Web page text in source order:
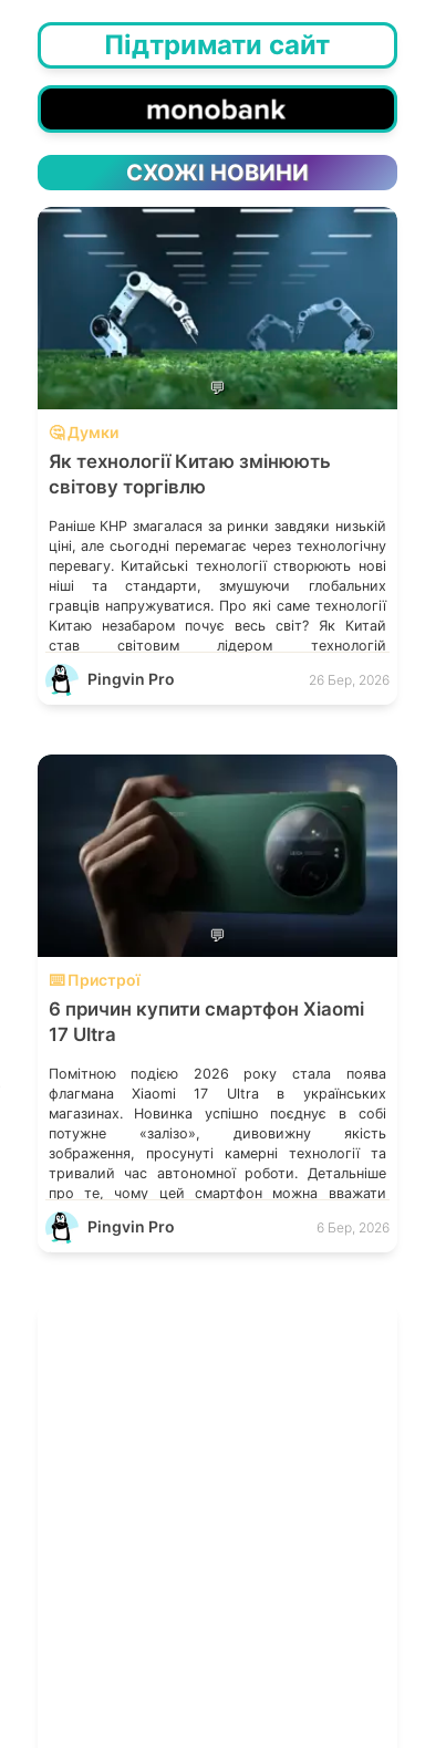
Підтримати сайт
СХОЖІ НОВИНИ
💬
🤔 Думки
Як технології Китаю змінюють
світову торгівлю
Раніше КНР змагалася за ринки завдяки низькій
ціні, але сьогодні перемагає через технологічну
перевагу. Китайські технології створюють нові
ніші та стандарти, змушуючи глобальних
гравців напружуватися. Про які саме технології
Китаю незабаром почує весь світ? Як Китай
став світовим лідером технологій
Технологічність країни — це не випадковість, а
результат колосальних державних інвестицій,
Pingvin Pro 26 Бер, 2026
💬
⌨️ Пристрої
6 причин купити смартфон Xiaomi
17 Ultra
Помітною подією 2026 року стала поява
флагмана Xiaomi 17 Ultra в українських
магазинах. Новинка успішно поєднує в собі
потужне «залізо», дивовижну якість
зображення, просунуті камерні технології та
тривалий час автономної роботи. Детальніше
про те, чому цей смартфон можна вважати
одним з найкращих пропозицій на ринку у
своєму класі, розповідаємо в статті нижче.
Pingvin Pro 6 Бер, 2026